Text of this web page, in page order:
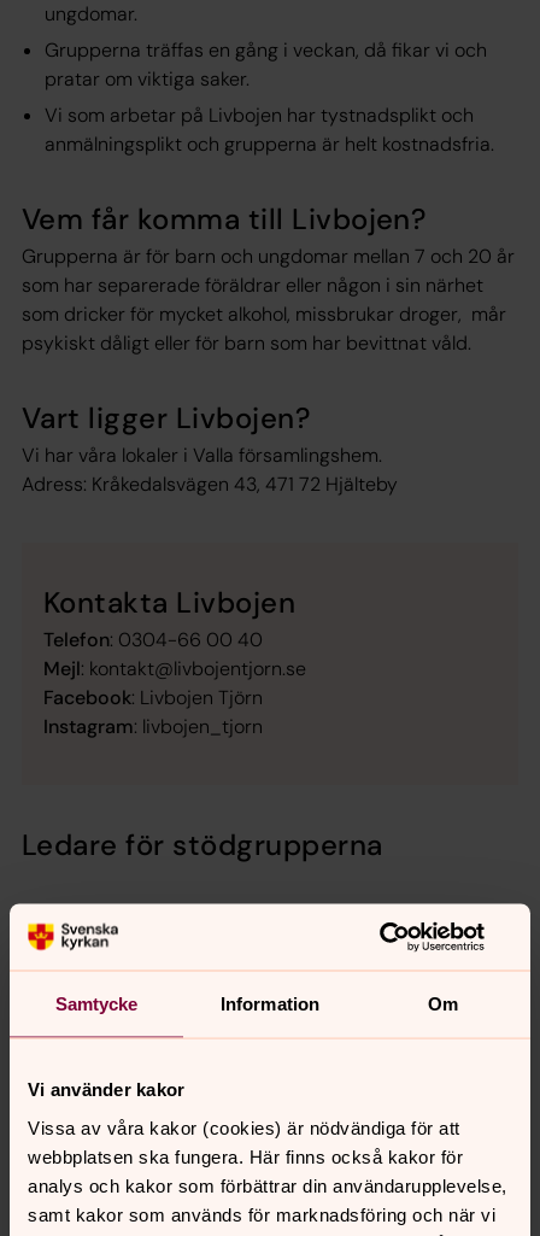
Samtycke Information Om
Vi använder kakor
Vissa av våra kakor (cookies) är nödvändiga för att
webbplatsen ska fungera. Här finns också kakor för
analys och kakor som förbättrar din användarupplevelse,
samt kakor som används för marknadsföring och när vi
ungdomar.
Grupperna träffas en gång i veckan, då fikar vi och
pratar om viktiga saker.
Vi som arbetar på Livbojen har tystnadsplikt och
anmälningsplikt och grupperna är helt kostnadsfria.
Vem får komma till Livbojen?
Grupperna är för barn och ungdomar mellan 7 och 20 år
som har separerade föräldrar eller någon i sin närhet
som dricker för mycket alkohol, missbrukar droger, mår
psykiskt dåligt eller för barn som har bevittnat våld.
Vart ligger Livbojen?
Vi har våra lokaler i Valla församlingshem.
Adress: Kråkedalsvägen 43, 471 72 Hjälteby
Kontakta Livbojen
Telefon: 0304-66 00 40
Mejl: kontakt@livbojentjorn.se
Facebook: Livbojen Tjörn
Instagram: livbojen_tjorn
Ledare för stödgrupperna